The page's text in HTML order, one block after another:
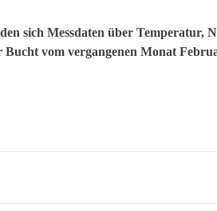
sich Messdaten über Temperatur,
Bucht vom vergangenen Monat